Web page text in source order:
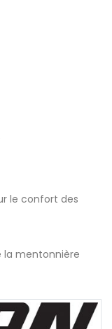
le confort des
la mentonnière